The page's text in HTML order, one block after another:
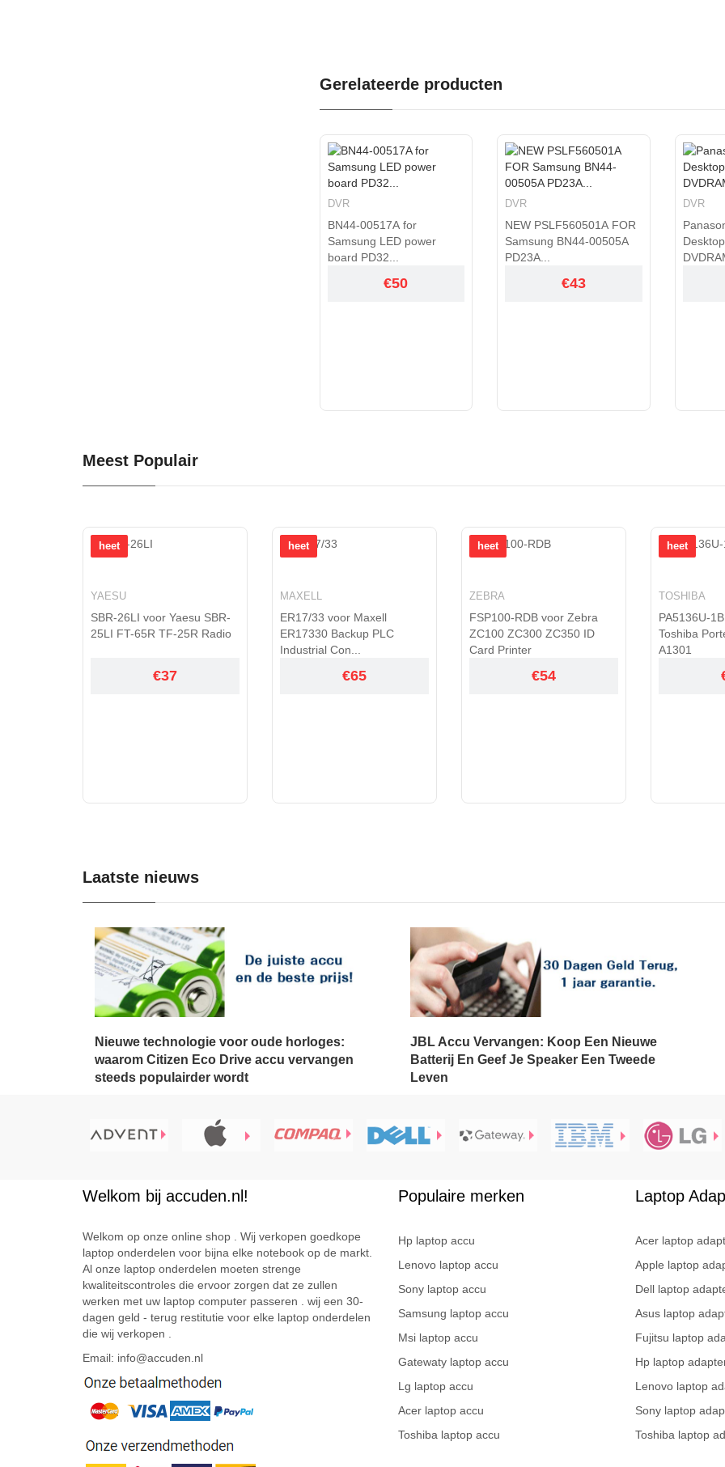
Gerelateerde producten
DVR
NEW PSLF560501A FOR
Samsung BN44-00505A
PD23A...
€43
DVR
Panasonic SW-9574-C
Desktop IDE/ATAPI
DVDRAM ...
€52
DVR
IDE/A...
Meest Populair
heet
MAXELL
ER17/33 voor Maxell
ER17330 Backup PLC
€65
heet
ZEBRA
FSP100-RDB voor Zebra
ZC100 ZC300 ZC350 ID
Card Printer
€54
heet
TOSHIBA
PA5136U-1BRS voor
Toshiba Portege Z30-A Z30-
A1301
€79
heet
IKEA
ICBL14.4-
Eneby
Laatste nieuws
Nieuwe technologie voor oude horloges:
waarom Citizen Eco Drive accu vervangen
steeds populairder wordt
JBL Accu Vervangen: Koop Een Nieuwe
Batterij En Geef Je Speaker Een Tweede
Leven
Welkom bij accuden.nl!
Welkom op onze online shop . Wij verkopen goedkope
laptop onderdelen voor bijna elke notebook op de markt.
Al onze laptop onderdelen moeten strenge
kwaliteitscontroles die ervoor zorgen dat ze zullen
werken met uw laptop computer passeren . wij een 30-
dagen geld - terug restitutie voor elke laptop onderdelen
die wij verkopen .
Email: info@accuden.nl
Populaire merken
Hp laptop accu
Lenovo laptop accu
Sony laptop accu
Samsung laptop accu
Msi laptop accu
Gatewaty laptop accu
Lg laptop accu
Acer laptop accu
Toshiba laptop accu
Laptop
Acer laptop
Apple laptop
Dell laptop
Asus laptop
Fujitsu laptop
Hp laptop
Lenovo laptop
Sony laptop
Toshiba laptop